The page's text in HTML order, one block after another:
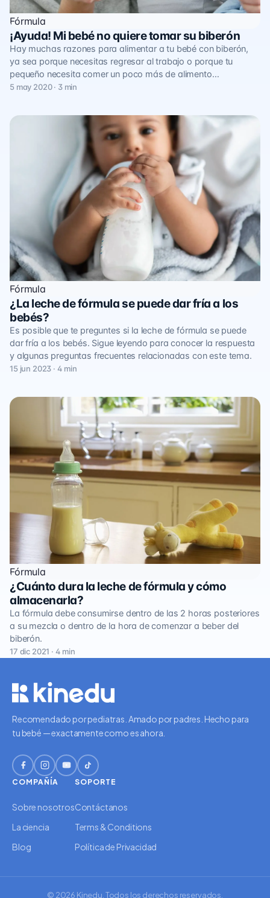
Fórmula
¡Ayuda! Mi bebé no quiere tomar su biberón
Hay muchas razones para alimentar a tu bebé con biberón,
ya sea porque necesitas regresar al trabajo o porque tu
pequeño necesita comer un poco más de alimento…
5 may 2020 · 3 min
Fórmula
¿La leche de fórmula se puede dar fría a los
bebés?
Es posible que te preguntes si la leche de fórmula se puede
dar fría a los bebés. Sigue leyendo para conocer la respuesta
y algunas preguntas frecuentes relacionadas con este tema.
15 jun 2023 · 4 min
Fórmula
¿Cuánto dura la leche de fórmula y cómo
almacenarla?
La fórmula debe consumirse dentro de las 2 horas posteriores
a su mezcla o dentro de la hora de comenzar a beber del
biberón.
17 dic 2021 · 4 min
Recomendado por pediatras. Amado por padres. Hecho para
tu bebé — exactamente como es ahora.
COMPAÑÍA
Sobre nosotros
La ciencia
Blog
SOPORTE
Contáctanos
Terms & Conditions
Política de Privacidad
© 2026 Kinedu. Todos los derechos reservados.